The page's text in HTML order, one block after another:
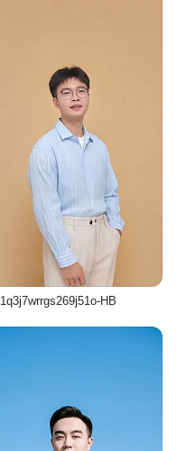
1q3j7wrrgs269j51o-HB